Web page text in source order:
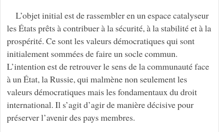
L’objet initial est de rassembler en un espace catalyseur
les États prêts à contribuer à la sécurité, à la stabilité et à la
prospérité. Ce sont les valeurs démocratiques qui sont
initialement sommées de faire un socle commun.
L’intention est de retrouver le sens de la communauté face
à un État, la Russie, qui malmène non seulement les
valeurs démocratiques mais les fondamentaux du droit
international. Il s’agit d’agir de manière décisive pour
préserver l’avenir des pays membres.